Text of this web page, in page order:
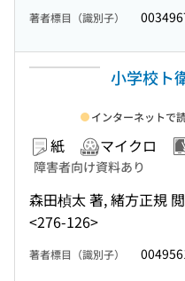
著者標目（識別子）
小学校ト
紙 マイクロ
障害者向け資料あり
森田楨太 著, 緒方正規 閲
<276-126>
インターネットで
著者標目（識別子）